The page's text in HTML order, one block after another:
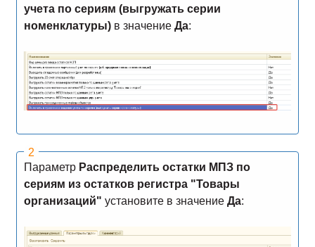
учета по сериям (выгружать серии
номенклатуры)в значение Да:
Параметр Распределить остатки МПЗ по
сериям из остатков регистра "Товары
организаций" установите в значение Да: